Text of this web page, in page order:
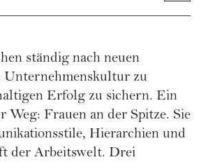
ständig nach neuen
Unternehmenskultur zu
Erfolg zu sichern. Ein
Weg: Frauen an der Spitze. Sie
Hierarchien und
der Arbeitswelt. Drei